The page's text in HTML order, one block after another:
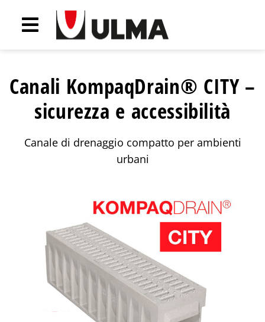
Canali KompaqDrain® CITY –
sicurezza e accessibilità
Canale di drenaggio compatto per ambienti
urbani